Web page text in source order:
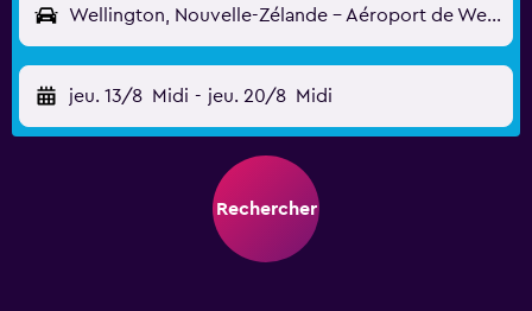
Wellington, Nouvelle-Zélande - Aéroport de Wellington (WLG)
jeu. 13/8 Midi - jeu. 20/8 Midi
Rechercher